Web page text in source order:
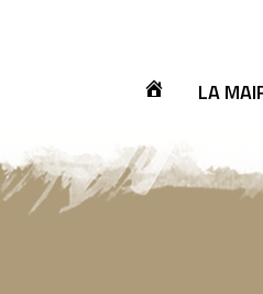
LA